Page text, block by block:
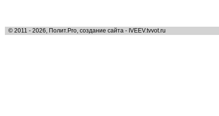
© 2011 - 2026, Полит.Pro, создание сайта - IVEEV.tvvot.ru